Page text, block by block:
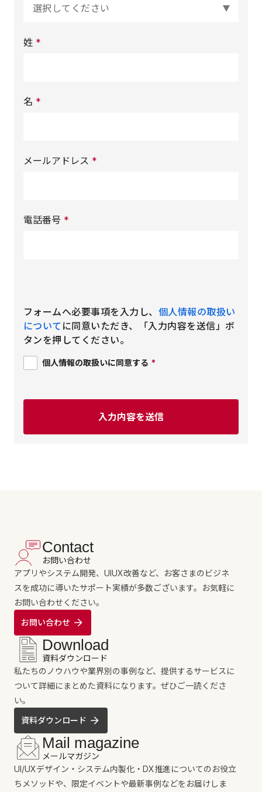
姓 *
名 *
メールアドレス *
電話番号 *
フォームへ必要事項を入力し、 個人情報の取扱い
について に同意いただき、「入力内容を送信」ボ
タンを押してください。
個人情報の取扱いに同意する *
Contact
お問い合わせ
アプリやシステム開発、UIUX改善など、お客さまのビジネ
スを成功に導いたサポート実績が多数ございます。お気軽に
お問い合わせください。
お問い合わせ
Download
資料ダウンロード
私たちのノウハウや業界別の事例など、提供するサービスに
ついて詳細にまとめた資料になります。ぜひご一読くださ
い。
資料ダウンロード
Mail magazine
メールマガジン
UI/UXデザイン・システム内製化・DX推進についてのお役立
ちメソッドや、限定イベントや最新事例などをお届けしま